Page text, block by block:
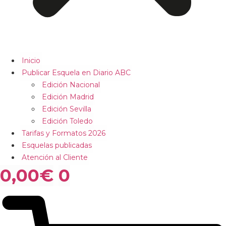
Inicio
Publicar Esquela en Diario ABC
Edición Nacional
Edición Madrid
Edición Sevilla
Edición Toledo
Tarifas y Formatos 2026
Esquelas publicadas
Atención al Cliente
0,00€ 0